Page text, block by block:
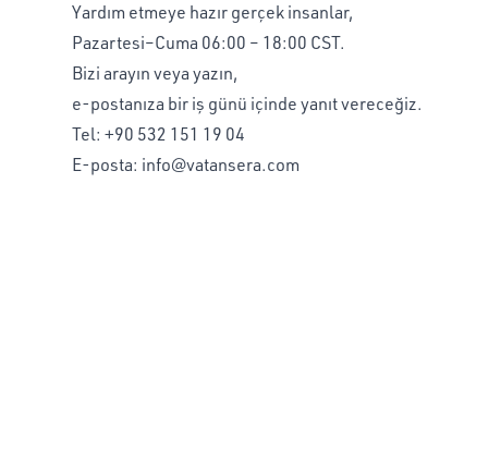
Yardım etmeye hazır gerçek insanlar,
Pazartesi–Cuma 06:00 – 18:00 CST.
Bizi arayın veya yazın,
e-postanıza bir iş günü içinde yanıt vereceğiz.
Tel: +90 532 151 19 04
E-posta: info@vatansera.com